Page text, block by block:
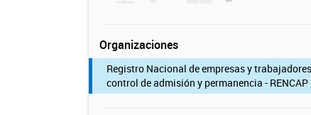
Organizaciones
Registro Nacional de empresas y
control de admisión y permanencia - RENCAP